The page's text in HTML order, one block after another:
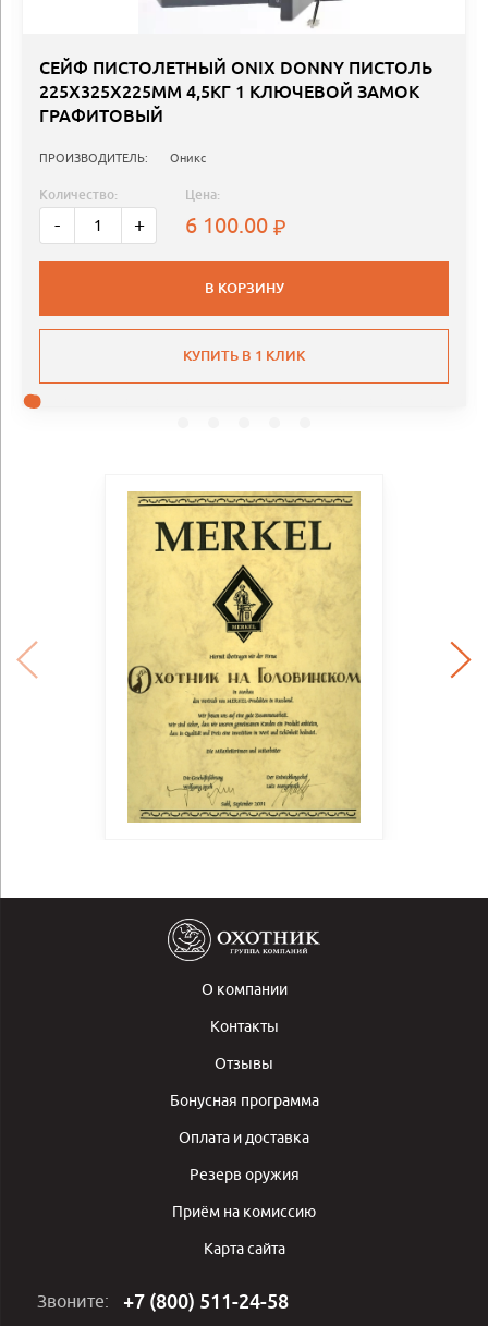
СЕЙФ ПИСТОЛЕТНЫЙ ONIX DONNY ПИСТОЛЬ
225Х325Х225ММ 4,5КГ 1 КЛЮЧЕВОЙ ЗАМОК
ГРАФИТОВЫЙ
ПРОИЗВОДИТЕЛЬ: Оникс
Количество:
- +
Цена:
6 100.00
В КОРЗИНУ
КУПИТЬ В 1 КЛИК
О компании
Контакты
Отзывы
Бонусная программа
Оплата и доставка
Резерв оружия
Приём на комиссию
Карта сайта
Звоните: +7 (800) 511-24-58